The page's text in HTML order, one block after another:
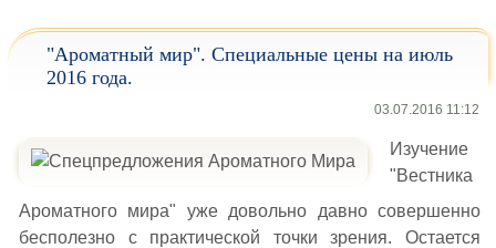
"Ароматный мир". Специальные цены на июль
2016 года.
03.07.2016 11:12
Изучение
"Вестника
Ароматного мира" уже довольно давно совершенно
бесполезно с практической точки зрения. Остается